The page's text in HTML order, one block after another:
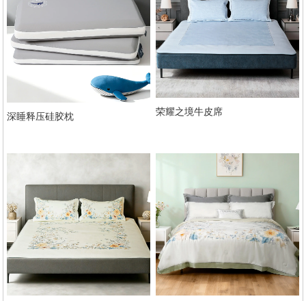
深睡释压硅胶枕 荣耀之境牛皮席